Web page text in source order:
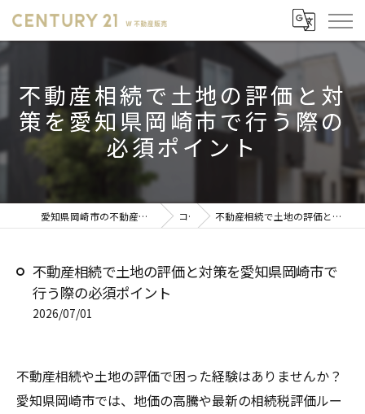
不動産相続で土地の評価と対
策を愛知県岡崎市で行う際の
必須ポイント
愛知県岡崎市の不動産売却ならセンチュリー21 W不動産販売 コラム 不動産相続で土地の評価と対策を愛知県岡崎市で行う際の必須ポイント
不動産相続で土地の評価と対策を愛知県岡崎市で
行う際の必須ポイント
2026/07/01
不動産相続や土地の評価で困った経験はありませんか？
愛知県岡崎市では、地価の高騰や最新の相続税評価ルー